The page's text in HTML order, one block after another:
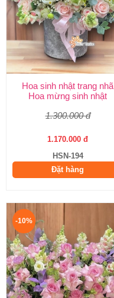
Hoa sinh nhật trang nhã
Hoa mừng sinh nhật
1.300.000 đ
1.170.000 đ
HSN-194
Đặt hàng
-10%